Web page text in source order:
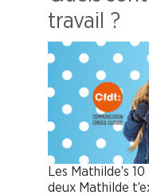
travail ?
Les Mathilde’s
deux Mathilde